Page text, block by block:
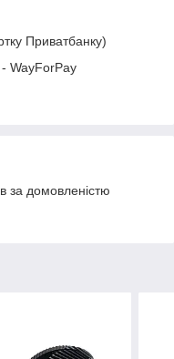
Приватбанку)
WayForPay
за домовленістю